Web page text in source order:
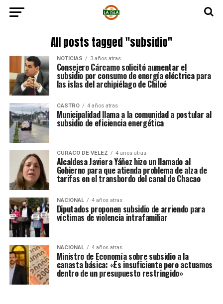
All posts tagged "subsidio"
NOTICIAS 3 años atras
Consejero Cárcamo solicitó aumentar el
subsidio por consumo de energía eléctrica para
las islas del archipiélago de Chiloé
CASTRO 4 años atras
Municipalidad llama a la comunidad a postular al
subsidio de eficiencia energética
CURACO DE VÉLEZ 4 años atras
Alcaldesa Javiera Yáñez hizo un llamado al
Gobierno para que atienda problema de alza de
tarifas en el transbordo del canal de Chacao
NACIONAL 4 años atras
Diputados proponen subsidio de arriendo para
víctimas de violencia intrafamiliar
NACIONAL 4 años atras
Ministro de Economía sobre subsidio a la
canasta básica: «Es insuficiente pero actuamos
dentro de un presupuesto restringido»